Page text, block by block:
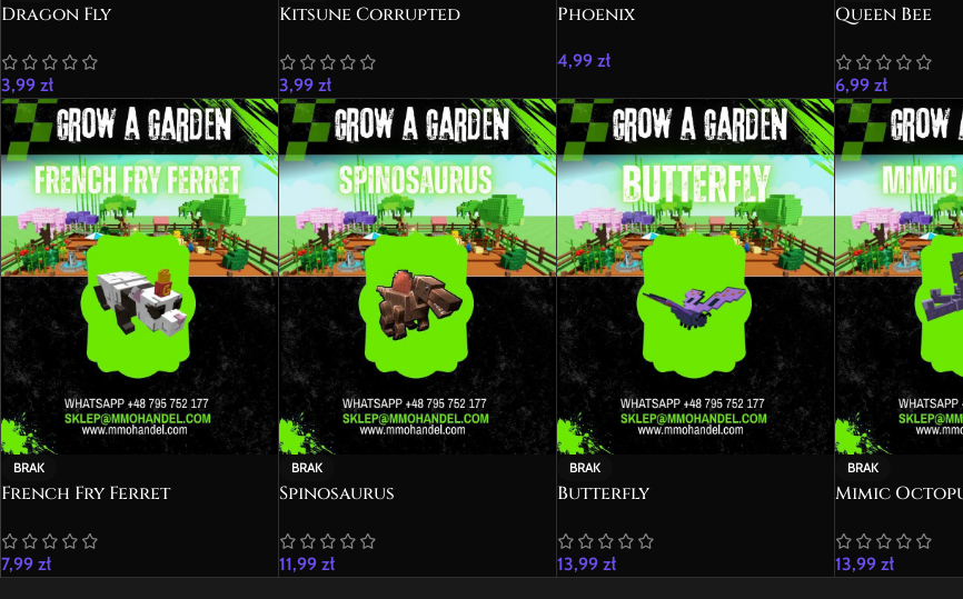
Dragon Fly
3,99 zł
Kitsune Corrupted
3,99 zł
Phoenix
4,99 zł
Queen Bee
6,99 zł
BRAK
French Fry Ferret
7,99 zł
BRAK
Spinosaurus
11,99 zł
BRAK
Butterfly
13,99 zł
BRAK
Mimic
13,99 zł